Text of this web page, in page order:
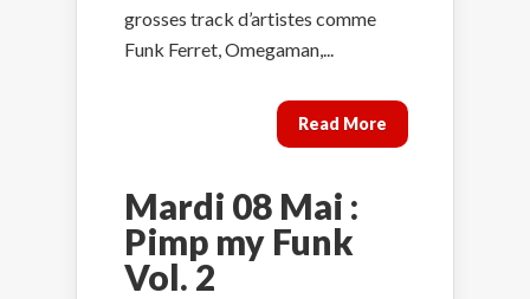
grosses track d’artistes comme
Funk Ferret, Omegaman,...
Read More
Mardi 08 Mai :
Pimp my Funk
Vol. 2